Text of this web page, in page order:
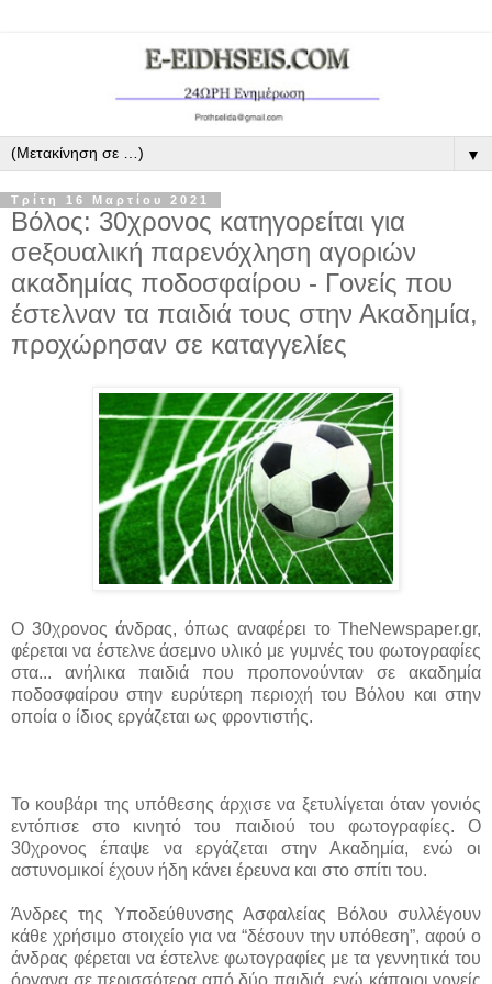
▼
Τρίτη 16 Μαρτίου 2021
Βόλος: 30χρονος κατηγορείται για
σeξουαλική παρενόχληση αγοριών
ακαδημίας ποδοσφαίρου - Γονείς που
έστελναν τα παιδιά τους στην Ακαδημία,
προχώρησαν σε καταγγελίες
Ο 30χρονος άνδρας, όπως αναφέρει το TheNewspaper.gr,
φέρεται να έστελνε άσεμνο υλικό με γυμνές του φωτογραφίες
στα... ανήλικα παιδιά που προπονούνταν σε ακαδημία
ποδοσφαίρου στην ευρύτερη περιοχή του Βόλου και στην
οποία ο ίδιος εργάζεται ως φροντιστής.
Το κουβάρι της υπόθεσης άρχισε να ξετυλίγεται όταν γονιός
εντόπισε στο κινητό του παιδιού του φωτογραφίες. Ο
30χρονος έπαψε να εργάζεται στην Ακαδημία, ενώ οι
αστυνομικοί έχουν ήδη κάνει έρευνα και στο σπίτι του.
Άνδρες της Υποδεύθυνσης Ασφαλείας Βόλου συλλέγουν
κάθε χρήσιμο στοιχείο για να “δέσουν την υπόθεση”, αφού ο
άνδρας φέρεται να έστελνε φωτογραφίες με τα γεννητικά του
όργανα σε περισσότερα από δύο παιδιά, ενώ κάποιοι γονείς